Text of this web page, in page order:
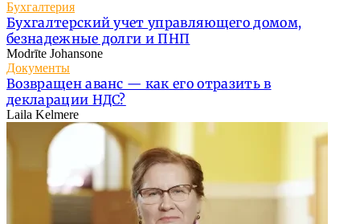
Бухгалтерия
Бухгалтерский учет управляющего домом,
безнадежные долги и ПНП
Modrīte Johansone
Документы
Возвращен аванс — как его отразить в
декларации НДС?
Laila Kelmere